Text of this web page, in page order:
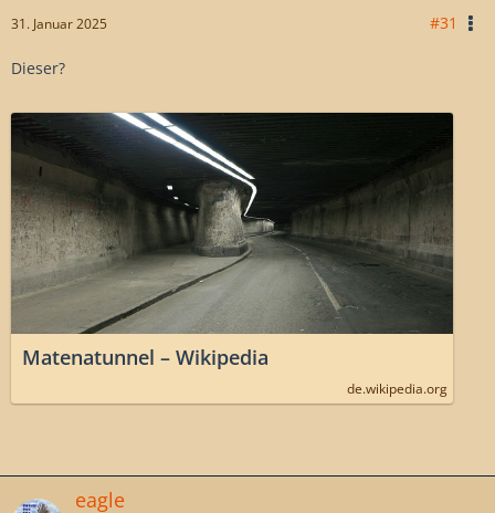
31. Januar 2025 #31
Dieser?
Matenatunnel – Wikipedia
de.wikipedia.org
eagle